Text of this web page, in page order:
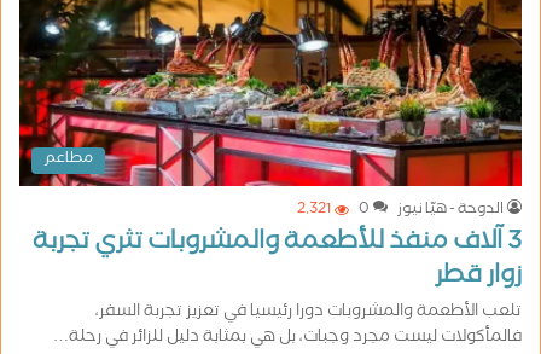
مطاعم
الدوحة - هيّا نيوز
0 2٬321
3 آلاف منفذ للأطعمة والمشروبات تثري تجربة
زوار قطر
تلعب الأطعمة والمشروبات دورا رئيسيا في تعزيز تجربة السفر،
فالمأكولات ليست مجرد وجبات، بل هي بمثابة دليل للزائر في رحلة…